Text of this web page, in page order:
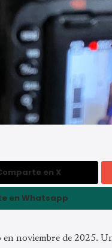
en X
en Whatsapp
noviembre de 2025.